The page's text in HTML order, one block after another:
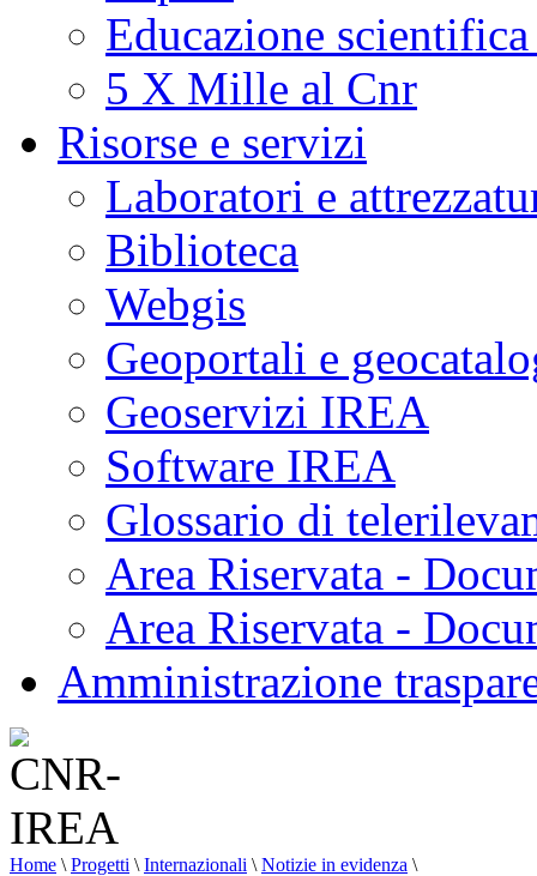
Educazione
5 X Mille al Cnr
Risorse e servizi
Laboratori e
Biblioteca
Webgis
Geoportali e
Geoservizi IREA
Software IREA
Glossario di
Area Riservata -
Area Riservata -
Amministrazione
Home \ Progetti \ Internazionali \ Notizie in evidenza \